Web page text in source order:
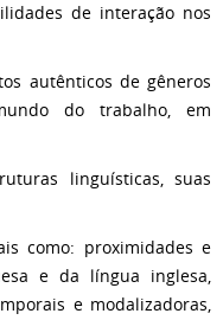
de interação nos
autênticos de gêneros
do trabalho, em
linguísticas, suas
como: proximidades e
e da língua inglesa,
e modalizadoras,